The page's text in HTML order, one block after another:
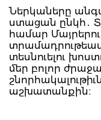
Ներկաները
ստացան ընկհ․
համար
տեսնուելու
մեր բոլոր
աշխատանքին։